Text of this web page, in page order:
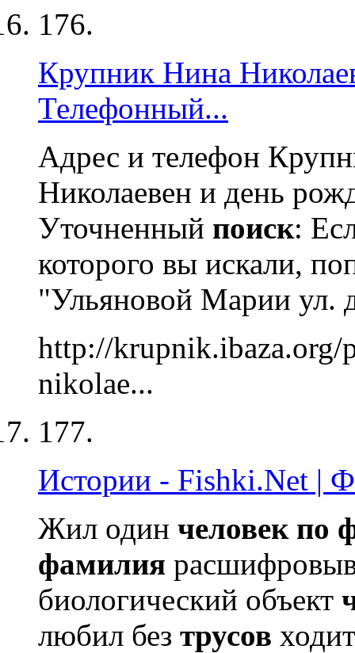
176.
Крупник Нина
Телефонный...
Адрес и телефон
Николаевен и день
Уточненный поиск:
которого вы искали,
"Ульяновой Марии ул.
http://
nikolae...
177.
Истории - Fishki.Net |
Жил один человек по
фамилия
биологический объект
любил без трусов